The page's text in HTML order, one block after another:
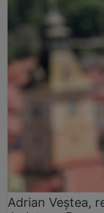
Adrian Veștea,